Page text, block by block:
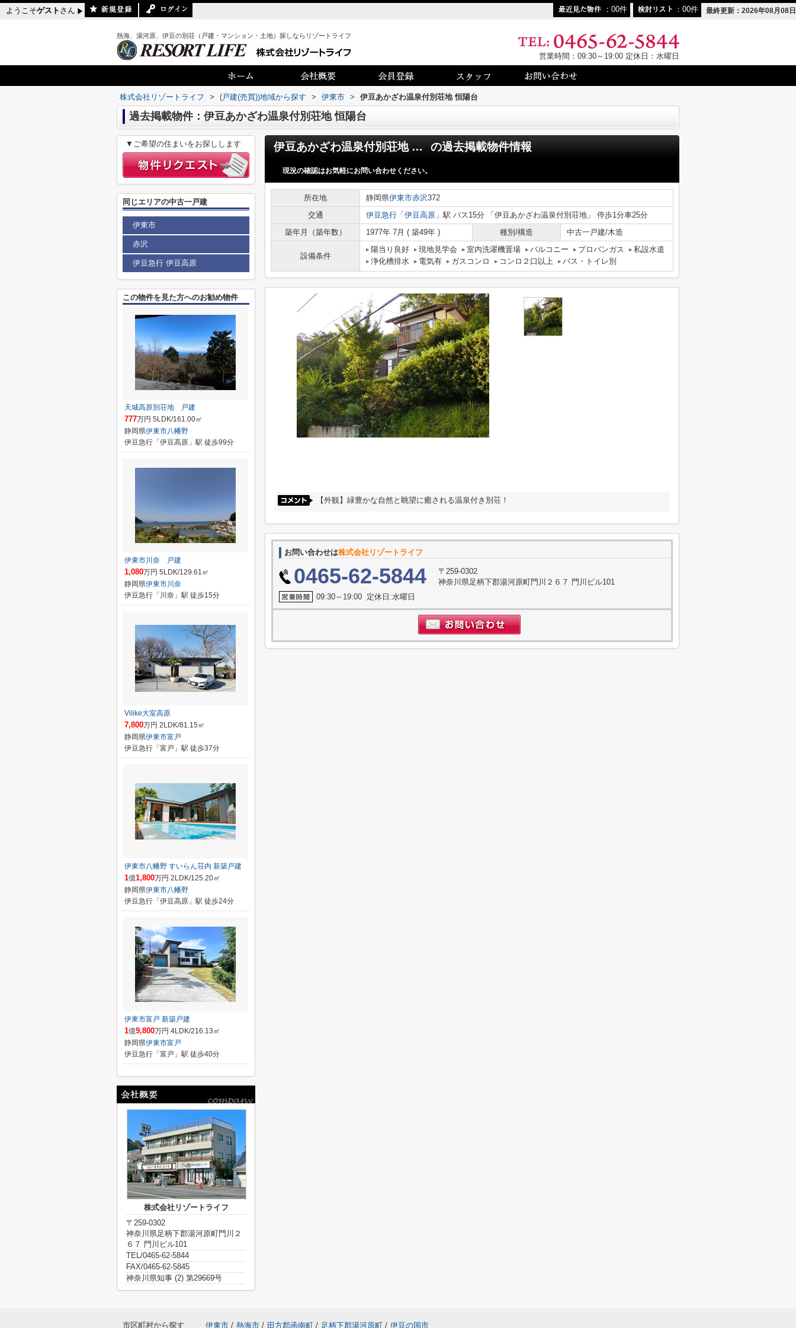
ようこそゲスト さん 00 00 最終更新：2026年08月08日
熱海、湯河原、伊豆の別荘（戸建・マンション・土地）探しならリゾートライフ
営業時間：09:30～19:00 定休日：水曜日
株式会社リゾートライフ > (戸建(売買))地域から探す > 伊東市 > 伊豆あかざわ温泉付別荘地 恒陽台
過去掲載物件：伊豆あかざわ温泉付別荘地 恒陽台
伊豆あかざわ温泉付別荘地 恒陽台 の過去掲載物件情報
現況の確認はお気軽にお問い合わせください。
所在地 静岡県伊東市赤沢372
交通
伊豆急行 「 伊豆高原 」駅 バス15分 「伊豆あかざわ温泉付別荘地」 停歩1分車25分
築年月（築年数）
1977年 7月 ( 築49年 ) 種別/構造 中古一戸建/木造
設備条件
陽当り良好 現地見学会 室内洗濯機置場 バルコニー プロパンガス
私設水道
浄化槽排水
電気有 ガスコンロ コンロ２口以上 バス・トイレ別
【外観】緑豊かな自然と眺望に癒される温泉付き別荘！
お問い合わせは株式会社リゾートライフ
0465-62-5844
〒259-0302
神奈川県足柄下郡湯河原町門川２６７ 門川ビル101
09:30～19:00 定休日:水曜日
▼ご希望の住まいをお探しします
同じエリアの中古一戸建
伊東市
赤沢
伊豆急行 伊豆高原
この物件を見た方へのお勧め物件
天城高原別荘地 戸建
777万円 5LDK/161.00㎡
静岡県伊東市八幡野
伊豆急行「伊豆高原」駅 徒歩99分
伊東市川奈 戸建
1,080万円 5LDK/129.61㎡
静岡県伊東市川奈
伊豆急行「川奈」駅 徒歩15分
Vilike大室高原
7,800万円 2LDK/81.15㎡
静岡県伊東市富戸
伊豆急行「富戸」駅 徒歩37分
伊東市八幡野 すいらん荘内 新築戸建
1億1,800万円 2LDK/125.20㎡
静岡県伊東市八幡野
伊豆急行「伊豆高原」駅 徒歩24分
伊東市富戸 新築戸建
1億9,800万円 4LDK/216.13㎡
静岡県伊東市富戸
伊豆急行「富戸」駅 徒歩40分
株式会社リゾートライフ
〒259-0302
神奈川県足柄下郡湯河原町門川２
６７ 門川ビル101
TEL/0465-62-5844
FAX/0465-62-5845
神奈川県知事 (2) 第29669号
市区町村から探す 伊東市 / 熱海市 / 田方郡函南町 / 足柄下郡湯河原町 / 伊豆の国市